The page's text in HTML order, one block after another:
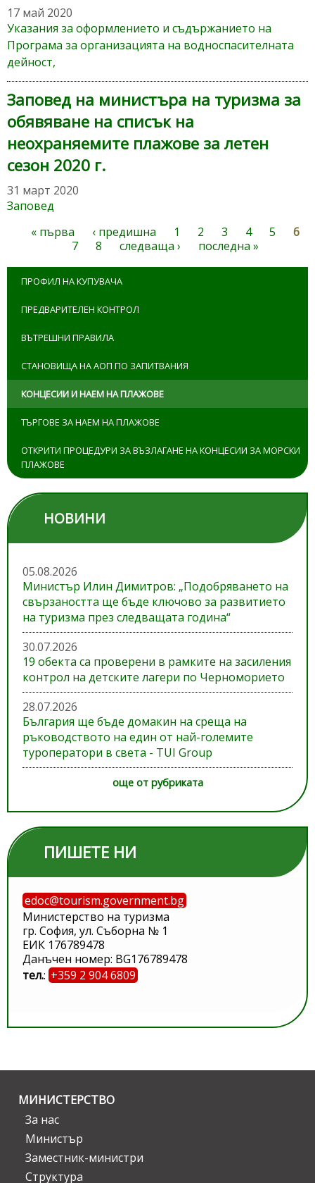
17 май 2020
Указания за оформлението и съдържанието на
Програма за организацията на водноспасителната
дейност,
Заповед на министъра на туризма за
обявяване на списък на
неохраняемите плажове за летен
сезон 2020 г.
31 март 2020
Заповед
Страници
« първа ‹ предишна 1 2 3 4 5
6
7
8 следваща › последна »
ПРОФИЛ НА КУПУВАЧА
ПРЕДВАРИТЕЛЕН КОНТРОЛ
ВЪТРЕШНИ ПРАВИЛА
СТАНОВИЩА НА АОП ПО ЗАПИТВАНИЯ
КОНЦЕСИИ И НАЕМ НА ПЛАЖОВЕ
ТЪРГОВЕ ЗА НАЕМ НА ПЛАЖОВЕ
ОТКРИТИ ПРОЦЕДУРИ ЗА ВЪЗЛАГАНЕ НА КОНЦЕСИИ ЗА МОРСКИ
ПЛАЖОВЕ
НОВИНИ
05.08.2026
Министър Илин Димитров: „Подобряването на
свързаността ще бъде ключово за развитието
на туризма през следващата година“
30.07.2026
19 обекта са проверени в рамките на засиления
контрол на детските лагери по Черноморието
28.07.2026
България ще бъде домакин на среща на
ръководството на един от най-големите
туроператори в света - TUI Group
още от рубриката
ПИШЕТЕ НИ
edoc@tourism.government.bg
Министерство на туризма
гр. София, ул. Съборна № 1
ЕИК 176789478
Данъчен номер: BG176789478
тел.: +359 2 904 6809
МИНИСТЕРСТВО
За нас
Министър
Заместник-министри
Структура